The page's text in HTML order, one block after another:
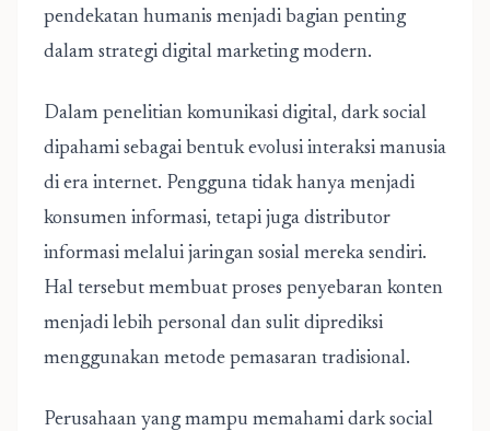
pendekatan humanis menjadi bagian penting
dalam strategi digital marketing modern.
Dalam penelitian komunikasi digital, dark social
dipahami sebagai bentuk evolusi interaksi manusia
di era internet. Pengguna tidak hanya menjadi
konsumen informasi, tetapi juga distributor
informasi melalui jaringan sosial mereka sendiri.
Hal tersebut membuat proses penyebaran konten
menjadi lebih personal dan sulit diprediksi
menggunakan metode pemasaran tradisional.
Perusahaan yang mampu memahami dark social